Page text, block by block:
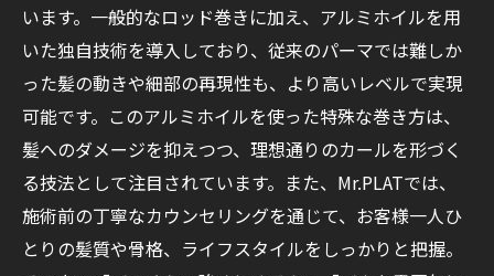
います。一般的なロッド巻きに加え、アルミホイルを用
いた独自技術を導入しており、従来のパーマでは難しか
った髪の動きや細部の再現性も、より高いレベルで実現
可能です。このアルミホイルを使った特殊な巻き方は、
髪へのダメージを抑えつつ、理想通りのカールを形づく
る技法として注目されています。また、Mr.PLATでは、
施術前の丁寧なカウンセリングを通じて、お客様一人ひ
とりの髪質や骨格、ライフスタイルをしっかりと把握。